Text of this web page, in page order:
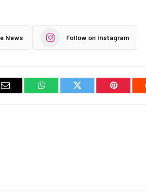
News Follow on Instagram
Email WhatsAppTwitter Pinterest